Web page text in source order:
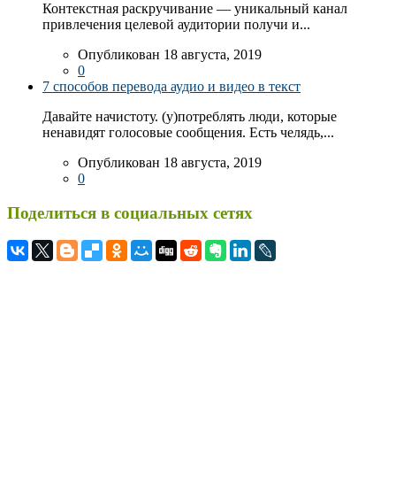
Контекстная раскручивание — уникальный канал
привлечения целевой аудитории получи и...
Опубликован 18 августа, 2019
0
7 способов перевода аудио и видео в текст
Давайте начистоту. (у)потреблять люди, которые
ненавидят голосовые сообщения. Есть челядь,...
Опубликован 18 августа, 2019
0
Поделиться в социальных сетях